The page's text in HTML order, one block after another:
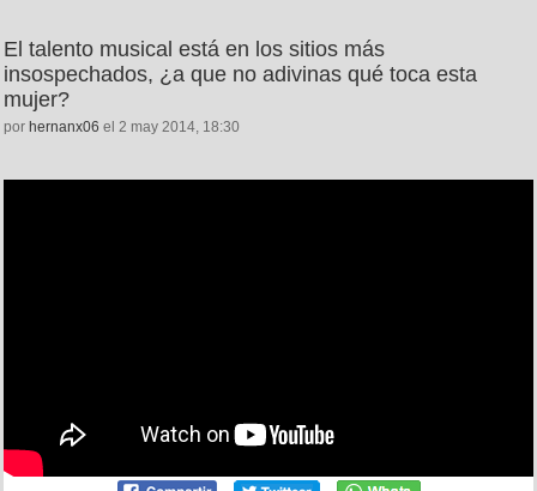
El talento musical está en los sitios más
insospechados, ¿a que no adivinas qué toca esta
mujer?
por hernanx06 el 2 may 2014, 18:30